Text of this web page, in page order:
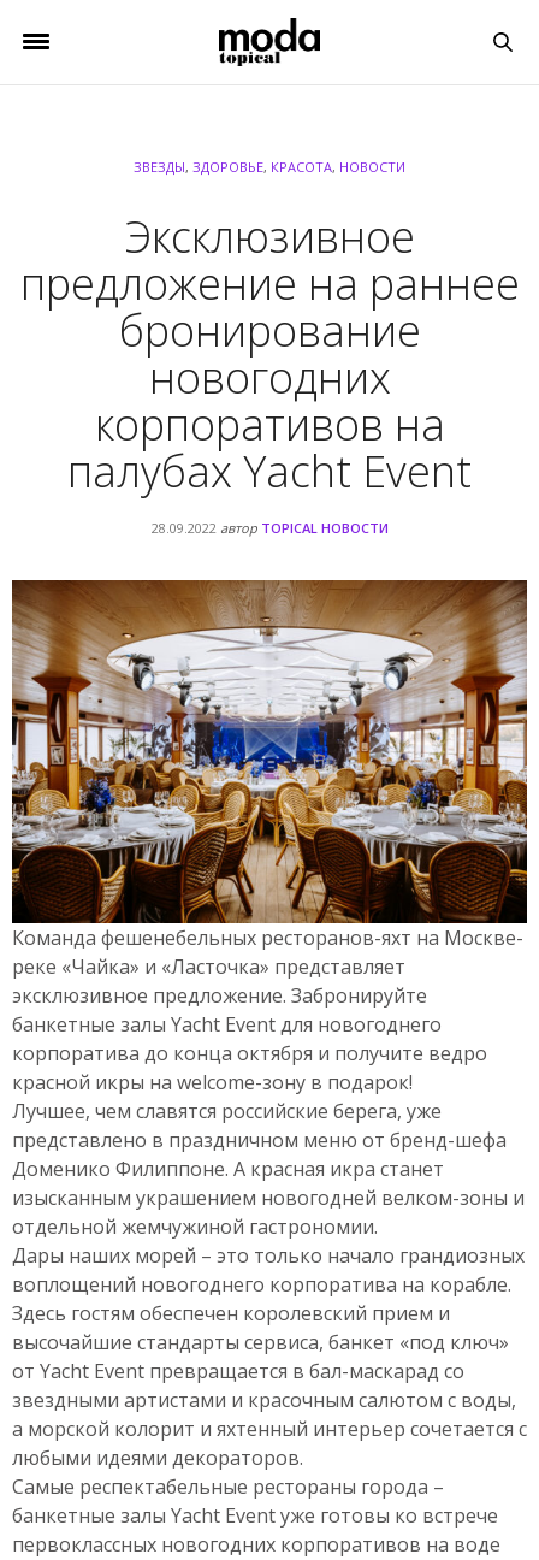
ЗВЕЗДЫ, ЗДОРОВЬЕ, КРАСОТА, НОВОСТИ
Эксклюзивное
предложение на раннее
бронирование
новогодних
корпоративов на
палубах Yacht Event
28.09.2022 автор TOPICAL НОВОСТИ
Команда фешенебельных ресторанов-яхт на Москве-
реке «Чайка» и «Ласточка» представляет
эксклюзивное предложение. Забронируйте
банкетные залы Yacht Event для новогоднего
корпоратива до конца октября и получите ведро
красной икры на welcome-зону в подарок!
Лучшее, чем славятся российские берега, уже
представлено в праздничном меню от бренд-шефа
Доменико Филиппоне. А красная икра станет
изысканным украшением новогодней велком-зоны и
отдельной жемчужиной гастрономии.
Дары наших морей – это только начало грандиозных
воплощений новогоднего корпоратива на корабле.
Здесь гостям обеспечен королевский прием и
высочайшие стандарты сервиса, банкет «под ключ»
от Yacht Event превращается в бал-маскарад со
звездными артистами и красочным салютом с воды,
а морской колорит и яхтенный интерьер сочетается с
любыми идеями декораторов.
Самые респектабельные рестораны города –
банкетные залы Yacht Event уже готовы ко встрече
первоклассных новогодних корпоративов на воде